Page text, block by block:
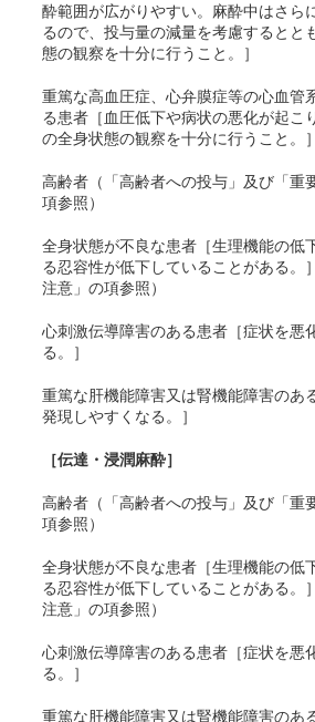
酔範囲が広がりやすい。麻酔中はさら
るので、投与量の減量を考慮するとと
態の観察を十分に行うこと。］
重篤な高血圧症、心弁膜症等の心血管
る患者［血圧低下や病状の悪化が起こ
の全身状態の観察を十分に行うこと。］
高齢者（「高齢者への投与」及び「重
項参照）
全身状態が不良な患者［生理機能の低
る忍容性が低下していることがある。
注意」の項参照）
心刺激伝導障害のある患者［症状を悪
る。］
重篤な肝機能障害又は腎機能障害のあ
発現しやすくなる。］
［伝達・浸潤麻酔］
高齢者（「高齢者への投与」及び「重
項参照）
全身状態が不良な患者［生理機能の低
る忍容性が低下していることがある。
注意」の項参照）
心刺激伝導障害のある患者［症状を悪
る。］
重篤な肝機能障害又は腎機能障害のあ